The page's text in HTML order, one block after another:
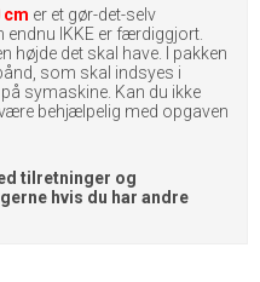
cm er et gør-det-selv
IKKE er færdiggjort.
højde det skal have. I pakken
som skal indsyes i
symaskine. Kan du ikke
behjælpelig med opgaven
tilretninger og
hvis du har andre